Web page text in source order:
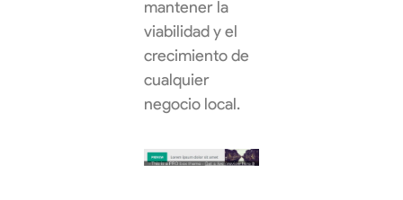
mantener la
viabilidad y el
crecimiento de
cualquier
negocio local.